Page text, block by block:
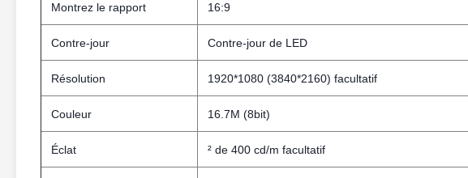
Montrez le rapport 16:9
Contre-jour Contre-jour de LED
Résolution 1920*1080 (3840*2160) facultatif
Couleur 16.7M (8bit)
Éclat ² de 400 cd/m facultatif